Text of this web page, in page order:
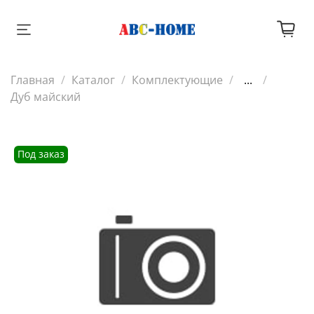
Главная Каталог Комплектующие
...
Дуб майский
Под заказ